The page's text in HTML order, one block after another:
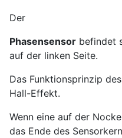
Der
Phasensensor befindet
auf der linken Seite.
Das Funktionsprinzip
Hall-Effekt.
Wenn eine auf der
das Ende des